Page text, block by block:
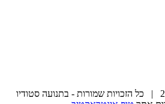
2026 | כל הזכויות שמורות - בתנועה סטודיו